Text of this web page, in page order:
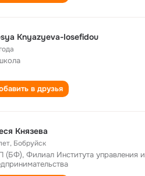
Knyazyeva-Iosefidou
в друзья
Князева
, Бобруйск
(БФ), Филиал Института управления и